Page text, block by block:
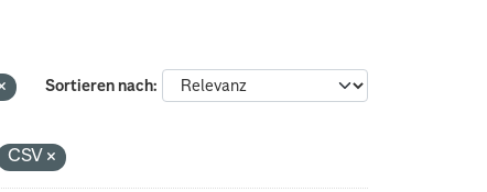
Sortieren nach
CSV